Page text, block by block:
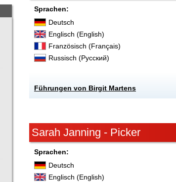
Sprachen:
Deutsch
Englisch (English)
Französisch (Français)
Russisch (Русский)
Führungen von Birgit Martens
Sarah Janning - Picker
Sprachen:
Deutsch
Englisch (English)